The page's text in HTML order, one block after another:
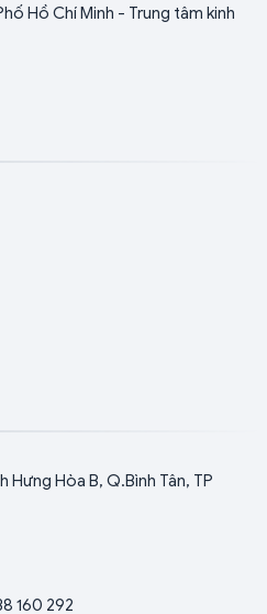
Hồ Chí Minh - Trung tâm kinh
Hưng Hòa B, Q.Bình Tân, TP
160 292